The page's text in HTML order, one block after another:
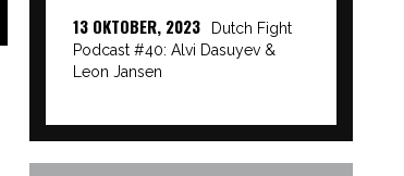
13 OKTOBER, 2023
Dutch Fight
Podcast #40: Alvi Dasuyev &
Leon Jansen